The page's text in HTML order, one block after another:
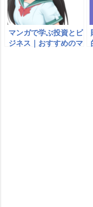
マンガで学ぶ投資とビ
ジネス｜おすすめのマ